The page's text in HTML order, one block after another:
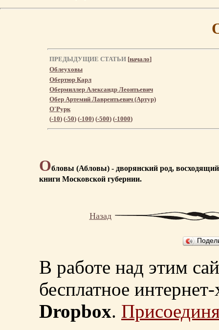
ПРЕДЫДУЩИЕ СТАТЬИ [начало]
Облеуховы
Обертюр Карл
Обермиллер Александр Леонтьевич
Обер Артемий Лаврентьевич (Артур)
О'Рурк
(-10) (-50) (-100) (-500) (-1000)
Обловы (Абловы) - дворянский род,
книги Московской губернии.
Назад
В работе над этим
бесплатное
Dropbox.